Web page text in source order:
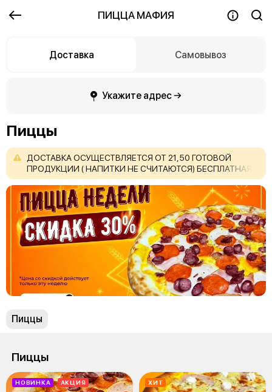
ПИЦЦА МАФИЯ
Доставка Самовывоз
Укажите адрес →
Пиццы
ДОСТАВКАОСУЩЕСТВЛЯЕТСЯ ОТ 21,50 ГОТОВОЙ
ПРОДУКЦИИ (НАПИТКИ НЕ СЧИТАЮТСЯ) БЕСПЛАТНАЯ
ДОСТАВКАОСУЩЕСТВЛЯЕТСЯОТ35,00РУБЛЕЙ.
ПРЕДЗАКАЗЫНАДОСТАВКУ (Т.Е. ЗАКАЗЫ
ОПРЕДЕЛЕННОЕ ВРЕМЯИДАТУ) НЕПРИНИМАЕМ!
Энергетическиенапиткипродаютсятольколюдям
достигшим 18ти летнеговозраста.ПРЕДЗАКАЗОВ
НЕТ«соусы впиццуизакускиидутбезвыбора вкуса»(в
продажасоусовнет)
Пиццы
Пиццы
НОВИНКА АКЦИЯ ХИТ